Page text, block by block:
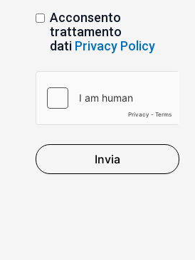
Acconsento
trattamento
dati Privacy Policy
Invia